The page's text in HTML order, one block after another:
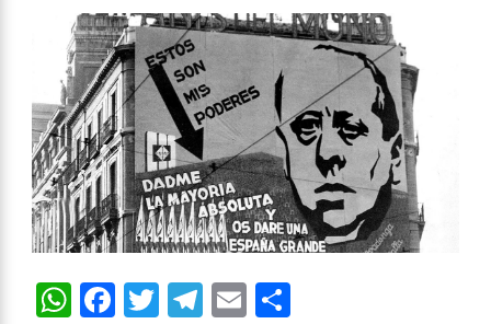
WhatsApp
Facebook
Twitter
Telegram
Email